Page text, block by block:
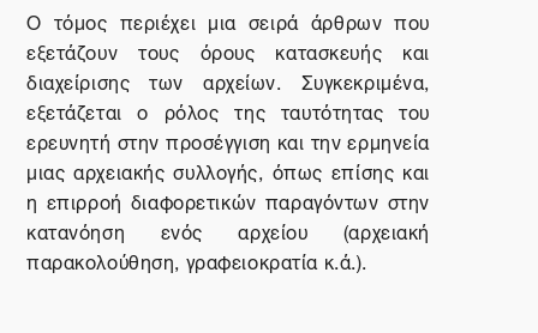
Ο τόμος περιέχει μια σειρά άρθρων που
εξετάζουν τους όρους κατασκευής και
διαχείρισης των αρχείων. Συγκεκριμένα,
εξετάζεται ο ρόλος της ταυτότητας του
ερευνητή στην προσέγγιση και την ερμηνεία
μιας αρχειακής συλλογής, όπως επίσης και
η επιρροή διαφορετικών παραγόντων στην
κατανόηση ενός αρχείου (αρχειακή
παρακολούθηση, γραφειοκρατία κ.ά.).